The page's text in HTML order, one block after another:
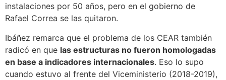
instalaciones por 50 años, pero en el gobierno de
Rafael Correa se las quitaron.
Ibáñez remarca que el problema de los CEAR también
radicó en que las estructuras no fueron homologadas
en base a indicadores internacionales. Eso lo supo
cuando estuvo al frente del Viceministerio (2018-2019),